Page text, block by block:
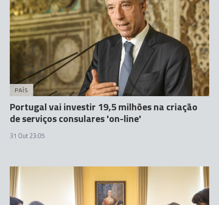
PAÍS
Portugal vai investir 19,5 milhões na criação
de serviços consulares 'on-line'
31 Out 23:05